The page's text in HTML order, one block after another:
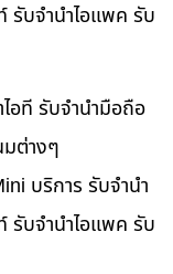
รับจำนำไอแพค รับ
อที รับจำนำมือถือ
ต่างๆ
บริการ รับจำนำ
รับจำนำไอแพค รับ